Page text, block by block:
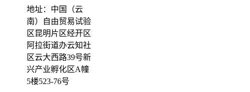
地址：中国（云
南）自由贸易试验
区昆明片区经开区
阿拉街道办云知社
区云大西路39号新
兴产业孵化区A幢
5楼523-76号